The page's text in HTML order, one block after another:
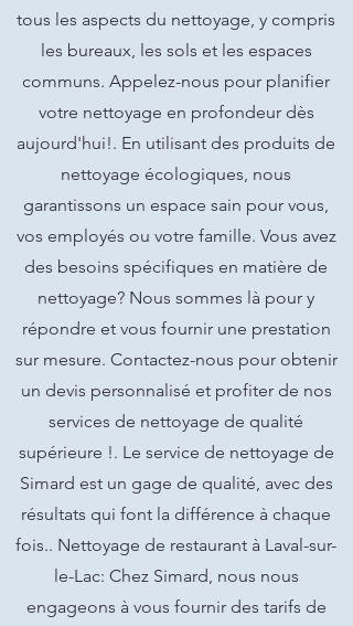
tous les aspects du nettoyage, y compris
les bureaux, les sols et les espaces
communs. Appelez-nous pour planifier
votre nettoyage en profondeur dès
aujourd'hui!. En utilisant des produits de
nettoyage écologiques, nous
garantissons un espace sain pour vous,
vos employés ou votre famille. Vous avez
des besoins spécifiques en matière de
nettoyage? Nous sommes là pour y
répondre et vous fournir une prestation
sur mesure. Contactez-nous pour obtenir
un devis personnalisé et profiter de nos
services de nettoyage de qualité
supérieure !. Le service de nettoyage de
Simard est un gage de qualité, avec des
résultats qui font la différence à chaque
fois.. Nettoyage de restaurant à Laval-sur-
le-Lac: Chez Simard, nous nous
engageons à vous fournir des tarifs de